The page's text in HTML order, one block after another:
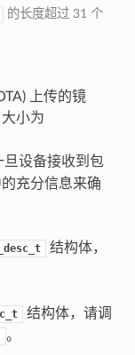
的长度超过 31 个
上传的镜
小为
旦设备接收到包
充分信息来确
结构体，
结构体，请调
。